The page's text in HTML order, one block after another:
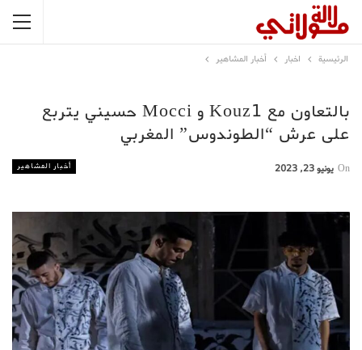
الرئيسية اخبار أخبار المشاهير
بالتعاون مع Kouz1 و Mocci حسيني يتربع
على عرش “الطوندوس” المغربي
أخبار المشاهير On يونيو 23, 2023